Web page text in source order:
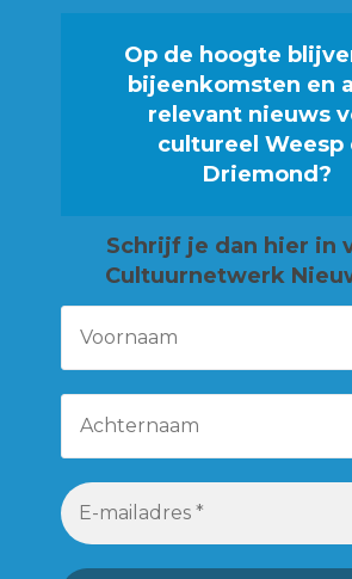
Op de hoogte
bijeenkomsten en
relevant nieuws
cultureel Weesp
Driemond?
Schrijf je dan hier in
Cultuurnetwerk